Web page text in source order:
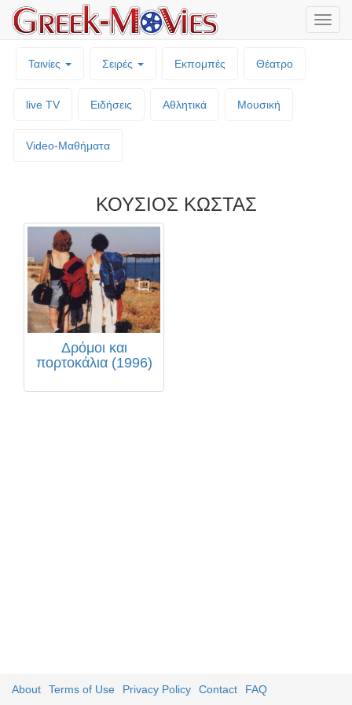
Ταινίες Σειρές Εκπομπές Θέατρο
live TV Ειδήσεις Αθλητικά Μουσική
Video-Mαθήματα
ΚΟΥΣΙΟΣ ΚΩΣΤΑΣ
Δρόμοι και
πορτοκάλια (1996)
About Terms of Use Privacy Policy Contact FAQ